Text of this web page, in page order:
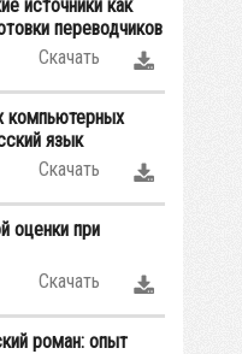
источники как
переводчиков
Скачать
компьютерных
язык
Скачать
оценки при
Скачать
роман: опыт